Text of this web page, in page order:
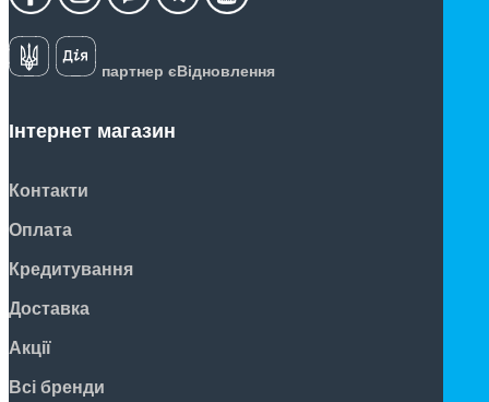
партнер єВідновлення
Інтернет магазин
Контакти
Оплата
Кредитування
Доставка
Акції
Всі бренди